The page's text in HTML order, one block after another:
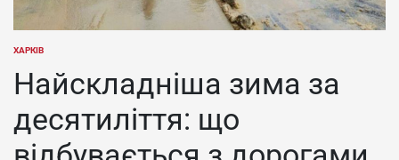
ОПУБЛІКУВАТИ
ХАРКІВ
Найскладніша зима за
десятиліття: що